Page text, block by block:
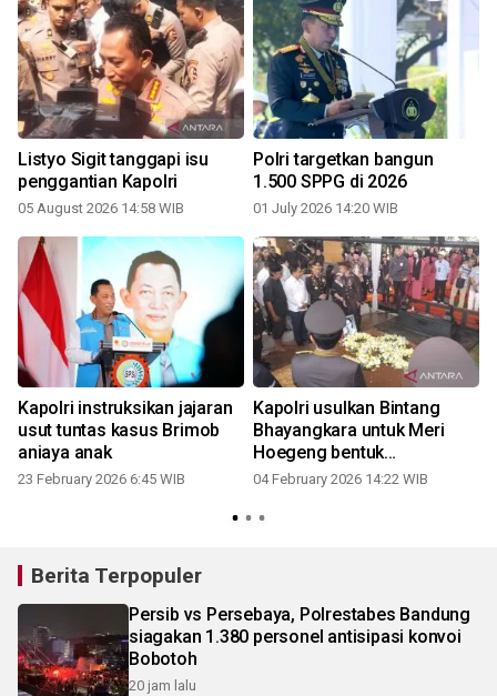
Listyo Sigit tanggapi isu
penggantian Kapolri
05 August 2026 14:58 WIB
Polri targetkan bangun
1.500 SPPG di 2026
01 July 2026 14:20 WIB
Kapolri instruksikan jajaran
usut tuntas kasus Brimob
aniaya anak
23 February 2026 6:45 WIB
Kapolri usulkan Bintang
Bhayangkara untuk Meri
Hoegeng bentuk
penghormatan
04 February 2026 14:22 WIB
Berita Terpopuler
Persib vs Persebaya, Polrestabes Bandung
siagakan 1.380 personel antisipasi konvoi
Bobotoh
20 jam lalu